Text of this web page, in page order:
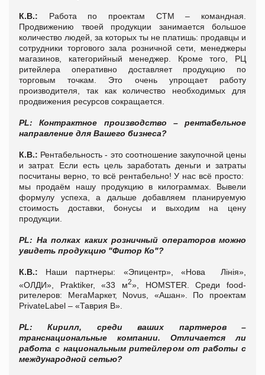
К.В.: Работа по проектам СТМ – командная.
Продвижению твоей продукции занимается большое
количество людей, за которых ты не платишь: продавцы и
сотрудники торгового зала розничной сети, менеджеры
магазинов, категорийный менеджер. Кроме того, РЦ
ритейлера оперативно доставляет продукцию по
торговым точкам. Это очень упрощает работу
производителя, так как количество необходимых для
продвижения ресурсов сокращается.
PL: Контрактное производство – рентабельное
направление для Вашего бизнеса?
К.В.: Рентабельность - это соотношение закупочной цены
и затрат. Если есть цель заработать деньги и затраты
посчитаны верно, то всё рентабельно! У нас всё просто:
мы продаём нашу продукцию в килограммах. Вывели
формулу успеха, а дальше добавляем планируемую
стоимость доставки, бонусы и выходим на цену
продукции.
PL: На полках каких розничный операторов можно
увидеть продукцию "Фитор Ко"?
К.В.: Наши партнеры: «Эпицентр», «Нова Лінія»,
«ОЛДИ», Praktiker, «33 м2», HOMSTER. Среди food-
рителеров: МегаМаркет, Novus, «Ашан». По проектам
PrivateLabel – «Таврия В».
PL: Кирилл, среди ваших партнеров –
транснациональные компании. Отличается ли
работа с национальным ритейлером от работы с
международной сетью?